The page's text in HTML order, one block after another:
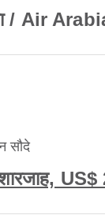
/ Air Arabia
सौदे